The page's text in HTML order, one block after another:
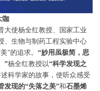
咖
大使杨全红教授、国家工业
、生物与制药工程实验中心
”的追求。 “妙用虽极简，思
”杨全红教授以“科学发现之
科学家的故事，使听众感受
发现的“失落之美”和石墨烯